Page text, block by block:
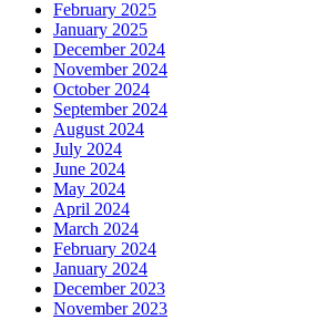
February 2025
January 2025
December 2024
November 2024
October 2024
September 2024
August 2024
July 2024
June 2024
May 2024
April 2024
March 2024
February 2024
January 2024
December 2023
November 2023